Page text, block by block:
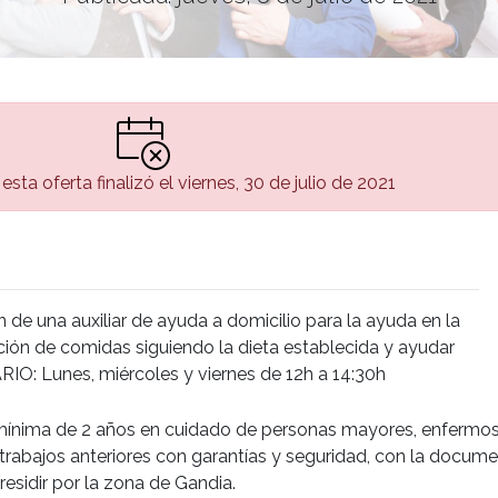
oferta finalizó el viernes, 30 de julio de 2021
una auxiliar de ayuda a domicilio para la ayuda en la
de comidas siguiendo la dieta establecida y ayudar
Lunes, miércoles y viernes de 12h a 14:30h
de 2 años en cuidado de personas mayores,
anteriores con garantías y seguridad, con la
por la zona de Gandia.